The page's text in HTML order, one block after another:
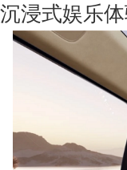
沉浸式娱乐